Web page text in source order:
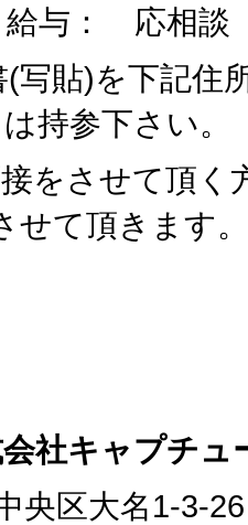
給与： 応相談
(写貼)を下記住
は持参下さい。
をさせて頂く
せて頂きます。
社キャプチュ
央区大名1-3-